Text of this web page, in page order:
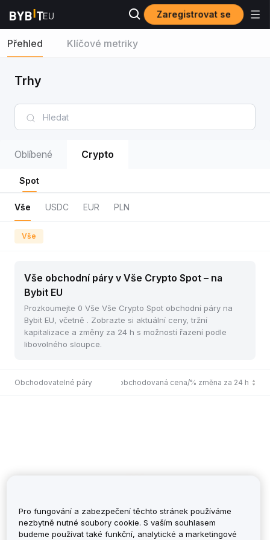
Zaregistrovat se
Přehled Klíčové metriky
Trhy
Oblíbené Crypto
Spot
Vše USDC EUR PLN
Vše
Vše obchodní páry v Vše Crypto Spot – na
Bybit EU
Prozkoumejte 0 Vše Vše Crypto Spot obchodní páry na
Bybit EU, včetně . Zobrazte si aktuální ceny, tržní
kapitalizace a změny za 24 h s možností řazení podle
libovolného sloupce.
Obchodovatelné páryPoslední obchodovaná cena/% změna za 24 h
Pro fungování a zabezpečení těchto stránek používáme
nezbytně nutné soubory cookie. S vaším souhlasem
budeme používat také funkční, analytické a marketingové